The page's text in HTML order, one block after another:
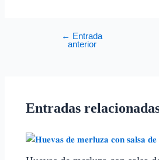
← Entrada
anterior
Entradas